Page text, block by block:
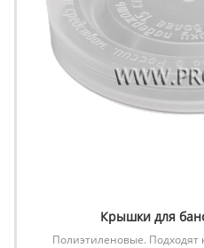
Крышки для
Полиэтиленовые. Подходят